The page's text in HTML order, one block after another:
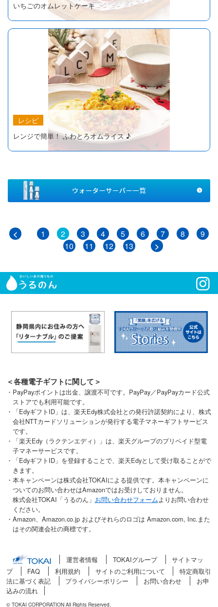
いちごのオムレットケーキ
レシピ
レンジで簡単！ ふわとろオムライス ♪
< 1 2 3 4 5 6 7 8
9
10
11 12 13 >
＜各種電子ギフトに関して＞
・PayPayポイントは出金、譲渡不可です。PayPay／PayPayカード公式
ストアでも利用可能です。
・「EdyギフトID」は、楽天Edy株式会社との発行許諾契約により、株式
会社NTTカードソリューションが発行する電子マネーギフトサービス
です。
・「楽天Edy（ラクテンエディ）」は、楽天グループのプリペイド型電
子マネーサービスです。
・「EdyギフトID」を登録することで、楽天Edyとして受け取ることがで
きます。
・本キャンペーンは株式会社TOKAIによる提供です。本キャンペーンに
ついてのお問い合わせはAmazonではお受けしておりません。
株式会社TOKAI「うるのん」 お問い合わせフォームよりお問い合わせ
ください。
・Amazon、Amazon.co.jp およびそれらのロゴは Amazon.com, Inc.また
はその関連会社の商標です。
運営者情報 TOKAIグループ
サイトマッ
プ
FAQ 利用規約 サイトのご利用について
特定商取引
法に基づく表記
プライバシーポリシー お問い合わせ
お申
込みの流れ
© TOKAI CORPORATION All Rights Reserved.